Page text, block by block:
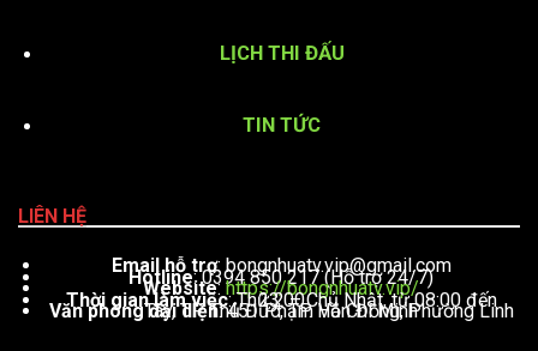
LỊCH THI ĐẤU
TIN TỨC
LIÊN HỆ
Email hỗ trợ:bongnhuatv.vip@gmail.com
Hotline: 0394 850 217 (Hỗ trợ 24/7)
Website:https://bongnhuatv.vip/
Thời gian làm việc : Thứ 2 – Chủ Nhật, từ 08:00 đến 23:00
Văn phòng đại diện: 451 Phạm Văn Đồng, Phường Linh Tây, TP. Thủ Đức, TP. Hồ Chí Minh